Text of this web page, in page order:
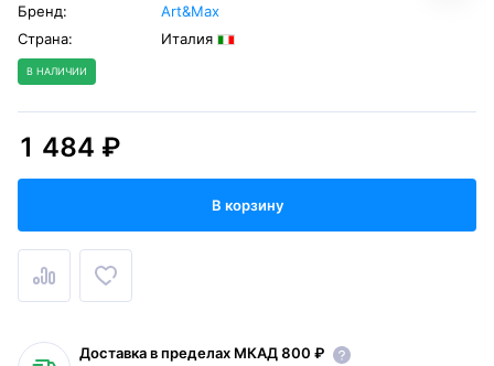
Бренд:
Art&Max
Страна:
Италия
В НАЛИЧИИ
1 484 ₽
В корзину
Доставка в пределах МКАД 800 ₽